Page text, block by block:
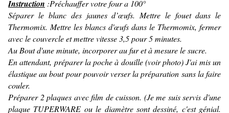
Instruction :Préchauffer votre four a 100°
Séparer le blanc des jaunes d’œufs. Mettre le fouet dans le
Thermomix. Mettre les blancs d'œufs dans le Thermomix, fermer
avec le couvercle et mettre vitesse 3,5 pour 5 minutes.
Au Bout d'une minute, incorporer au fur et à mesure le sucre.
En attendant, préparer la poche à douille (voir photo) J'ai mis un
élastique au bout pour pouvoir verser la préparation sans la faire
couler.
Préparer 2 plaques avec film de cuisson. (Je me suis servis d'une
plaque TUPERWARE ou le diamètre sont dessiné, c'est génial.